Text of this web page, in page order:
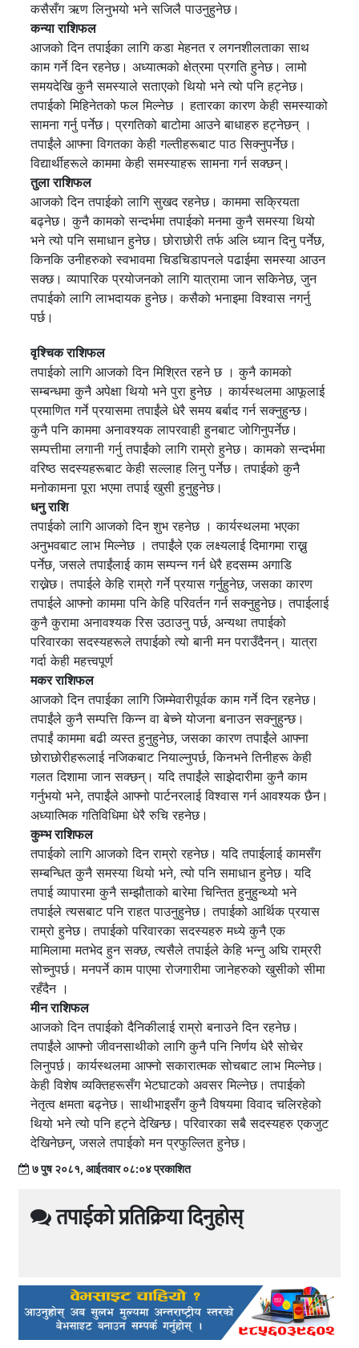
कसैसँग ऋण लिनुभयो भने सजिलै पाउनुहुनेछ।
कन्या राशिफल
आजको दिन तपाईका लागि कडा मेहनत र लगनशीलताका साथ
काम गर्ने दिन रहनेछ। अध्यात्मको क्षेत्रमा प्रगति हुनेछ। लामो
समयदेखि कुनै समस्याले सताएको थियो भने त्यो पनि हट्नेछ।
तपाईको मिहिनेतको फल मिल्नेछ । हतारका कारण केही समस्याको
सामना गर्नु पर्नेछ। प्रगतिको बाटोमा आउने बाधाहरु हट्नेछन् ।
तपाईंले आफ्ना विगतका केही गल्तीहरूबाट पाठ सिक्नुपर्नेछ।
विद्यार्थीहरूले काममा केही समस्याहरू सामना गर्न सक्छन्।
तुला राशिफल
आजको दिन तपाईको लागि सुखद रहनेछ। काममा सक्रियता
बढ्नेछ। कुनै कामको सन्दर्भमा तपाईको मनमा कुनै समस्या थियो
भने त्यो पनि समाधान हुनेछ। छोराछोरी तर्फ अलि ध्यान दिनु पर्नेछ,
किनकि उनीहरुको स्वभावमा चिडचिडापनले पढाईमा समस्या आउन
सक्छ। व्यापारिक प्रयोजनको लागि यात्रामा जान सकिनेछ, जुन
तपाईको लागि लाभदायक हुनेछ। कसैको भनाइमा विश्वास नगर्नु
पर्छ।
वृश्चिक राशिफल
तपाईको लागि आजको दिन मिश्रित रहने छ । कुनै कामको
सम्बन्धमा कुनै अपेक्षा थियो भने पुरा हुनेछ । कार्यस्थलमा आफूलाई
प्रमाणित गर्ने प्रयासमा तपाईंले धेरै समय बर्बाद गर्न सक्नुहुन्छ।
कुनै पनि काममा अनावश्यक लापरवाही हुनबाट जोगिनुपर्नेछ।
सम्पत्तीमा लगानी गर्नु तपाईंको लागि राम्रो हुनेछ। कामको सन्दर्भमा
वरिष्ठ सदस्यहरूबाट केही सल्लाह लिनु पर्नेछ। तपाईको कुनै
मनोकामना पूरा भएमा तपाई खुसी हुनुहुनेछ।
धनु राशि
तपाईको लागि आजको दिन शुभ रहनेछ । कार्यस्थलमा भएका
अनुभवबाट लाभ मिल्नेछ । तपाईंले एक लक्ष्यलाई दिमागमा राख्नु
पर्नेछ, जसले तपाईंलाई काम सम्पन्न गर्न धेरै हदसम्म अगाडि
राख्नेछ। तपाईले केहि राम्रो गर्ने प्रयास गर्नुहुनेछ, जसका कारण
तपाईले आफ्नो काममा पनि केहि परिवर्तन गर्न सक्नुहुनेछ। तपाईलाई
कुनै कुरामा अनावश्यक रिस उठाउनु पर्छ, अन्यथा तपाईको
परिवारका सदस्यहरूले तपाईको त्यो बानी मन पराउँदैनन्। यात्रा
गर्दा केही महत्त्वपूर्ण
मकर राशिफल
आजको दिन तपाईका लागि जिम्मेवारीपूर्वक काम गर्ने दिन रहनेछ।
तपाईंले कुनै सम्पत्ति किन्न वा बेच्ने योजना बनाउन सक्नुहुन्छ।
तपाईं काममा बढी व्यस्त हुनुहुनेछ, जसका कारण तपाईंले आफ्ना
छोराछोरीहरूलाई नजिकबाट नियाल्नुपर्छ, किनभने तिनीहरू केही
गलत दिशामा जान सक्छन्। यदि तपाईंले साझेदारीमा कुनै काम
गर्नुभयो भने, तपाईंले आफ्नो पार्टनरलाई विश्वास गर्न आवश्यक छैन।
अध्यात्मिक गतिविधिमा धेरै रुचि रहनेछ।
कुम्भ राशिफल
तपाईको लागि आजको दिन राम्रो रहनेछ। यदि तपाईलाई कामसँग
सम्बन्धित कुनै समस्या थियो भने, त्यो पनि समाधान हुनेछ। यदि
तपाई व्यापारमा कुनै सम्झौताको बारेमा चिन्तित हुनुहुन्थ्यो भने
तपाईले त्यसबाट पनि राहत पाउनुहुनेछ। तपाईको आर्थिक प्रयास
राम्रो हुनेछ। तपाईको परिवारका सदस्यहरु मध्ये कुनै एक
मामिलामा मतभेद हुन सक्छ, त्यसैले तपाईले केहि भन्नु अघि राम्ररी
सोच्नुपर्छ। मनपर्ने काम पाएमा रोजगारीमा जानेहरुको खुसीको सीमा
रहँदैन ।
मीन राशिफल
आजको दिन तपाईको दैनिकीलाई राम्रो बनाउने दिन रहनेछ।
तपाईंले आफ्नो जीवनसाथीको लागि कुनै पनि निर्णय धेरै सोचेर
लिनुपर्छ। कार्यस्थलमा आफ्नो सकारात्मक सोचबाट लाभ मिल्नेछ।
केही विशेष व्यक्तिहरूसँग भेटघाटको अवसर मिल्नेछ। तपाईको
नेतृत्व क्षमता बढ्नेछ। साथीभाइसँग कुनै विषयमा विवाद चलिरहेको
थियो भने त्यो पनि हट्ने देखिन्छ। परिवारका सबै सदस्यहरु एकजुट
देखिनेछन्, जसले तपाईको मन प्रफुल्लित हुनेछ।
७ पुष २०८१, आईतवार ०८:०४ प्रकाशित
तपाईको प्रतिक्रिया दिनुहोस्